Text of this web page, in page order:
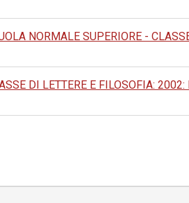
NORMALE SUPERIORE -
DI LETTERE E FILOSOFIA: